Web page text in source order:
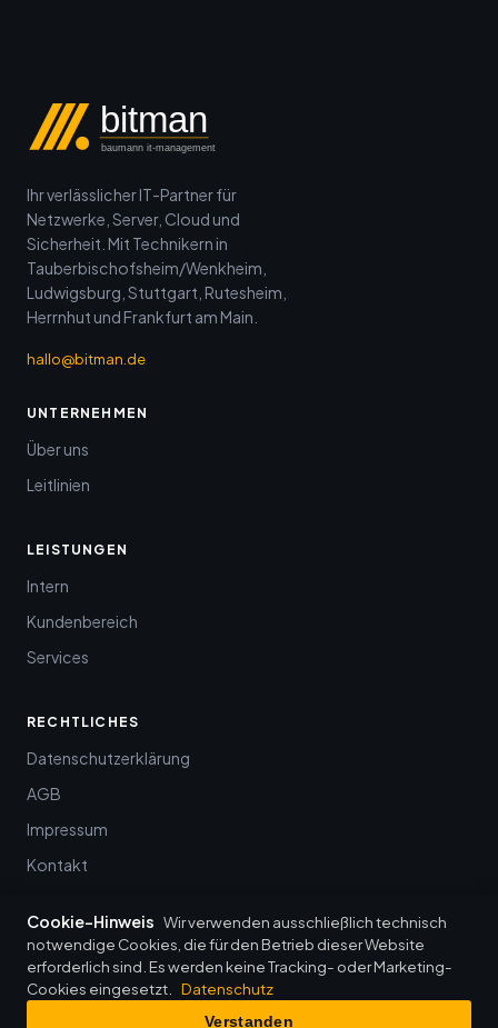
bitman
baumann it-management
Ihr verlässlicher IT-Partner für
Netzwerke, Server, Cloud und
Sicherheit. Mit Technikern in
Tauberbischofsheim/Wenkheim,
Ludwigsburg, Stuttgart, Rutesheim,
Herrnhut und Frankfurt am Main.
hallo@bitman.de
UNTERNEHMEN
Über uns
Leitlinien
LEISTUNGEN
Intern
Kundenbereich
Services
RECHTLICHES
Datenschutzerklärung
AGB
Impressum
Kontakt
© 2026 baumann it-management · Wenkheim
Datenschutz·Impressum·AGB·Login
Cookie-Hinweis Wir verwenden ausschließlich technisch
notwendige Cookies, die für den Betrieb dieser Website
erforderlich sind. Es werden keine Tracking- oder Marketing-
Cookies eingesetzt.
Datenschutz
Verstanden